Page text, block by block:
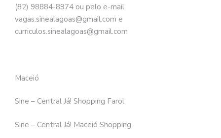
(82) 98884-8974 ou pelo e-mail
vagas.sinealagoas@gmail.com e
curriculos.sinealagoas@gmail.com
Maceió
Sine – Central Já! Shopping Farol
Sine – Central Já! Maceió Shopping